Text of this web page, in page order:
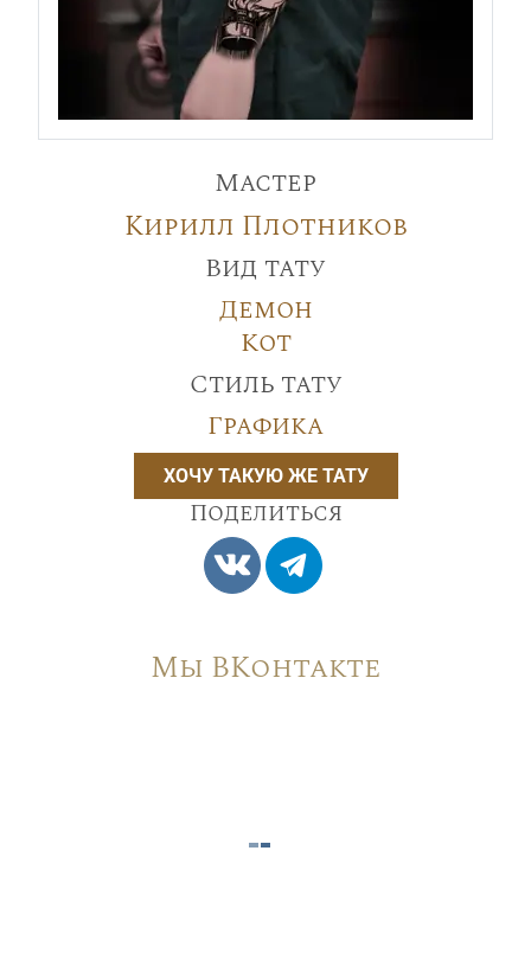
Мастер
Кирилл Плотников
Вид тату
Демон
Кот
Стиль тату
Графика
ХОЧУ ТАКУЮ ЖЕ ТАТУ
Поделиться
Мы ВКонтакте